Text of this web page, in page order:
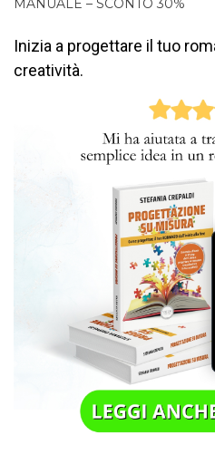
MANUALE – SCONTO 30%
Inizia a progettare il tuo
creatività.